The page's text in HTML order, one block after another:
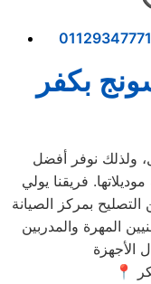
01129347771
ولذلك نوفر أفضل
موديلاتها. فريقنا يولي
التصليح بمركز الصيانة
المهرة والمدربين
الأجهزة
📍